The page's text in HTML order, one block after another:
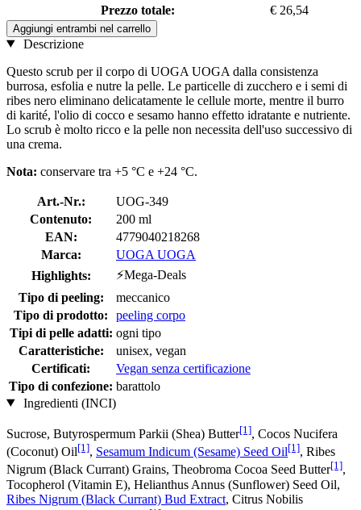
Prezzo totale:
€ 26,54
Aggiungi entrambi nel carrello
Descrizione
Questo scrub per il corpo di UOGA UOGA dalla consistenza
burrosa, esfolia e nutre la pelle. Le particelle di zucchero e i semi di
ribes nero eliminano delicatamente le cellule morte, mentre il burro
di karité, l'olio di cocco e sesamo hanno effetto idratante e nutriente.
Lo scrub è molto ricco e la pelle non necessita dell'uso successivo di
una crema.
Nota: conservare tra +5 °C e +24 °C.
Art.-Nr.:
UOG-349
Contenuto:
200 ml
EAN:
4779040218268
Marca:
UOGA UOGA
Highlights:
⚡Mega-Deals
Tipo di peeling:
meccanico
Tipo di prodotto:
peeling corpo
Tipi di pelle adatti: ogni tipo
Caratteristiche:
unisex, vegan
Certificati:
Vegan senza certificazione
Tipo di confezione: barattolo
Ingredienti (INCI)
Sucrose, Butyrospermum Parkii (Shea) Butter[1], Cocos Nucifera
(Coconut) Oil[1], Sesamum Indicum (Sesame) Seed Oil[1], Ribes
Nigrum (Black Currant) Grains, Theobroma Cocoa Seed Butter[1],
Tocopherol (Vitamin E), Helianthus Annus (Sunflower) Seed Oil,
Ribes Nigrum (Black Currant) Bud Extract, Citrus Nobilis